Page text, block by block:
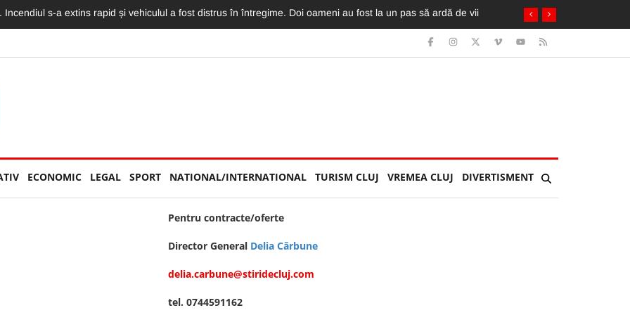
s-a extins rapid și vehiculul a fost distrus în întregime. Doi oameni au fost la un pas să ardă de vii
ECONOMIC LEGAL SPORT NATIONAL/INTERNATIONAL TURISM CLUJ VREMEA CLUJ DIVERTISMENT
Pentru contracte/oferte
Director General Delia Cărbune
delia.carbune@stiridecluj.com
tel. 0744591162